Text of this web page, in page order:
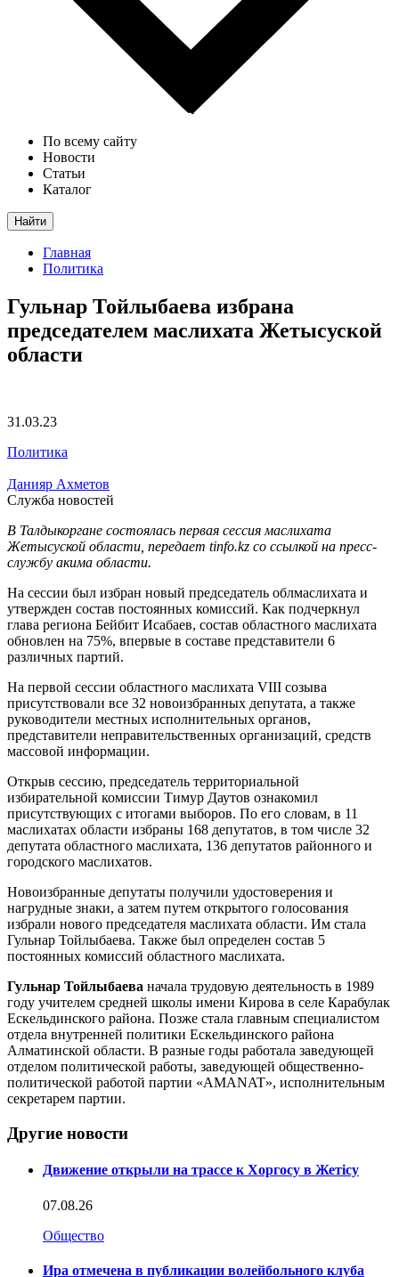
По всему сайту
Новости
Статьи
Каталог
Найти
Главная
Политика
Гульнар Тойлыбаева избрана
председателем маслихата Жетысуской
области
31.03.23
Политика
Данияр Ахметов
Служба новостей
В Талдыкоргане состоялась первая сессия маслихата
Жетысуской области, передает tinfo.kz со ссылкой на пресс-
службу акима области.
На сессии был избран новый председатель облмаслихата и
утвержден состав постоянных комиссий. Как подчеркнул
глава региона Бейбит Исабаев, состав областного маслихата
обновлен на 75%, впервые в составе представители 6
различных партий.
На первой сессии областного маслихата VІІІ созыва
присутствовали все 32 новоизбранных депутата, а также
руководители местных исполнительных органов,
представители неправительственных организаций, средств
массовой информации.
Открыв сессию, председатель территориальной
избирательной комиссии Тимур Даутов ознакомил
присутствующих с итогами выборов. По его словам, в 11
маслихатах области избраны 168 депутатов, в том числе 32
депутата областного маслихата, 136 депутатов районного и
городского маслихатов.
Новоизбранные депутаты получили удостоверения и
нагрудные знаки, а затем путем открытого голосования
избрали нового председателя маслихата области. Им стала
Гульнар Тойлыбаева. Также был определен состав 5
постоянных комиссий областного маслихата.
Гульнар Тойлыбаева начала трудовую деятельность в 1989
году учителем средней школы имени Кирова в селе Карабулак
Ескельдинского района. Позже стала главным специалистом
отдела внутренней политики Ескельдинского района
Алматинской области. В разные годы работала заведующей
отделом политической работы, заведующей общественно-
политической работой партии «AMANAT», исполнительным
секретарем партии.
Другие новости
Движение открыли на трассе к Хоргосу в Жетісу
07.08.26
Общество
Ира отмечена в публикации волейбольного клуба